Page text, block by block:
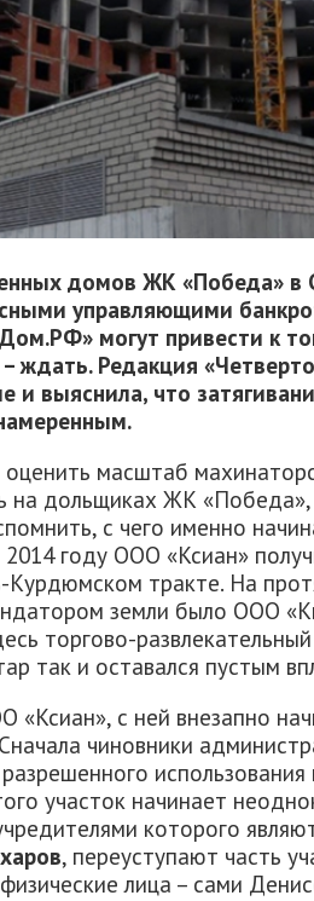
домов ЖК «Победа» в
управляющими
могут привести к
ждать. Редакция
и выяснила, что
масштаб
на дольщиках ЖК
с чего именно
году ООО «Ксиан»
Курдюмском тракте. На
земли было ООО
торгово-
так и оставался пустым
«Ксиан», с ней внезапно
чиновники
участок начинает
которого
, переуступают часть
лица – сами